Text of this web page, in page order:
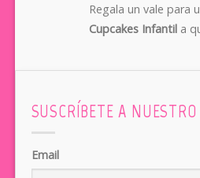
Regala un vale para
Cupcakes Infantila
SUSCRÍBETE A
Email